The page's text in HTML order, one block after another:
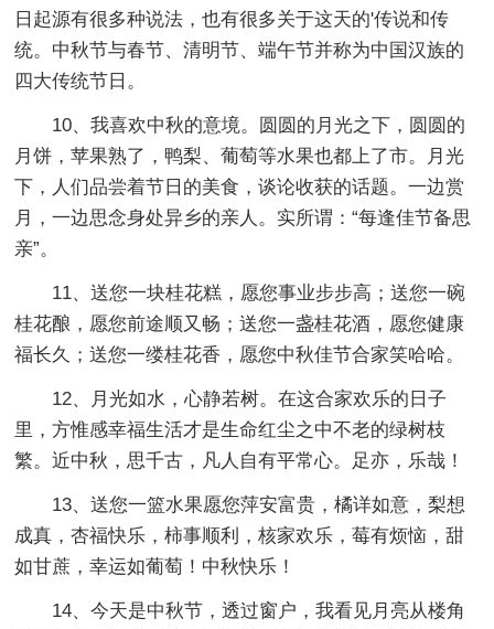
日起源有很多种说法，也有很多关于这天的'传说和传
统。中秋节与春节、清明节、端午节并称为中国汉族的
四大传统节日。
10、我喜欢中秋的意境。圆圆的月光之下，圆圆的
月饼，苹果熟了，鸭梨、葡萄等水果也都上了市。月光
下，人们品尝着节日的美食，谈论收获的话题。一边赏
月，一边思念身处异乡的亲人。实所谓：“每逢佳节备思
亲”。
11、送您一块桂花糕，愿您事业步步高；送您一碗
桂花酿，愿您前途顺又畅；送您一盏桂花酒，愿您健康
福长久；送您一缕桂花香，愿您中秋佳节合家笑哈哈。
12、月光如水，心静若树。在这合家欢乐的日子
里，方惟感幸福生活才是生命红尘之中不老的绿树枝
繁。近中秋，思千古，凡人自有平常心。足亦，乐哉！
13、送您一篮水果愿您萍安富贵，橘详如意，梨想
成真，杏福快乐，柿事顺利，核家欢乐，莓有烦恼，甜
如甘蔗，幸运如葡萄！中秋快乐！
14、今天是中秋节，透过窗户，我看见月亮从楼角